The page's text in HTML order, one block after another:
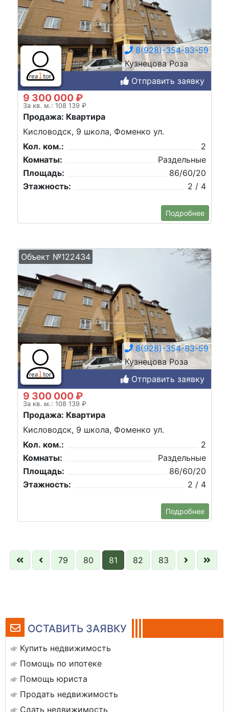
ОСТАВИТЬ ЗАЯВКУ
Купить недвижимость
Помощь по ипотеке
Помощь юриста
Продать недвижимость
Сдать недвижимость
8(928)-354-83-59
Кузнецова Роза
Отправить заявку
9 300 000 ₽
За кв. м.: 108 139 ₽
Продажа: Квартира
Кисловодск, 9 школа, Фоменко ул.
Кол. ком.:
2
Комнаты:
Раздельные
Площадь:
86/60/20
Этажность:
2 / 4
Подробнее
Объект №122434
8(928)-354-83-59
Кузнецова Роза
Отправить заявку
9 300 000 ₽
За кв. м.: 108 139 ₽
Продажа: Квартира
Кисловодск, 9 школа, Фоменко ул.
Кол. ком.:
2
Комнаты:
Раздельные
Площадь:
86/60/20
Этажность:
2 / 4
Подробнее
79 80 81 82 83